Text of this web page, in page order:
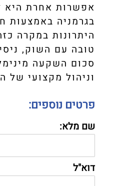
אפשרות אחרת היא
בגרמניה באמצעות
היתרונות במקרה
טובה עם השוק,
סכום השקעה
וניהול מקצועי של
פרטים נוספים:
שם מלא:
דוא"ל